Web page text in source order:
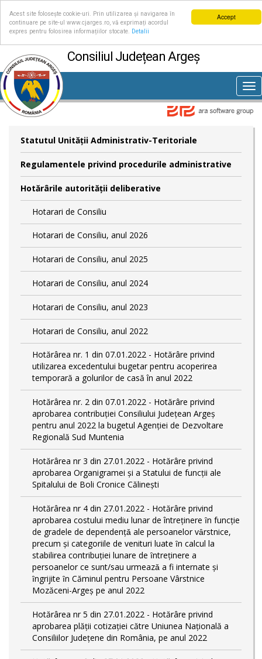
Accept
Acest site folosește cookie-uri. Prin utilizarea și navigarea în
continuare pe site-ul www.cjarges.ro, vă exprimați acordul
expres pentru folosirea informațiilor stocate.
Detalii
Consiliul Județean Argeș
Statutul Unităţii Administrativ-Teritoriale
Regulamentele privind procedurile administrative
Hotărârile autorităţii deliberative
Hotarari de Consiliu
Hotarari de Consiliu, anul 2026
Hotarari de Consiliu, anul 2025
Hotarari de Consiliu, anul 2024
Hotarari de Consiliu, anul 2023
Hotarari de Consiliu, anul 2022
Hotărârea nr. 1 din 07.01.2022 - Hotărâre privind
utilizarea excedentului bugetar pentru acoperirea
temporară a golurilor de casă în anul 2022
Hotărârea nr. 2 din 07.01.2022 - Hotărâre privind
aprobarea contribuției Consiliului Județean Argeș
pentru anul 2022 la bugetul Agenției de Dezvoltare
Regională Sud Muntenia
Hotărârea nr 3 din 27.01.2022 - Hotărâre privind
aprobarea Organigramei și a Statului de funcții ale
Spitalului de Boli Cronice Călinești
Hotărârea nr 4 din 27.01.2022 - Hotărâre privind
aprobarea costului mediu lunar de întreţinere ȋn funcție
de gradele de dependențǎ ale persoanelor vȃrstnice,
precum și categoriile de venituri luate ȋn calcul la
stabilirea contribuției lunare de ȋntreținere a
persoanelor ce sunt/sau urmeazǎ a fi internate și
ȋngrijite ȋn Căminul pentru Persoane Vârstnice
Mozăceni-Argeș pe anul 2022
Hotărârea nr 5 din 27.01.2022 - Hotărâre privind
aprobarea plății cotizației către Uniunea Națională a
Consiliilor Județene din România, pe anul 2022